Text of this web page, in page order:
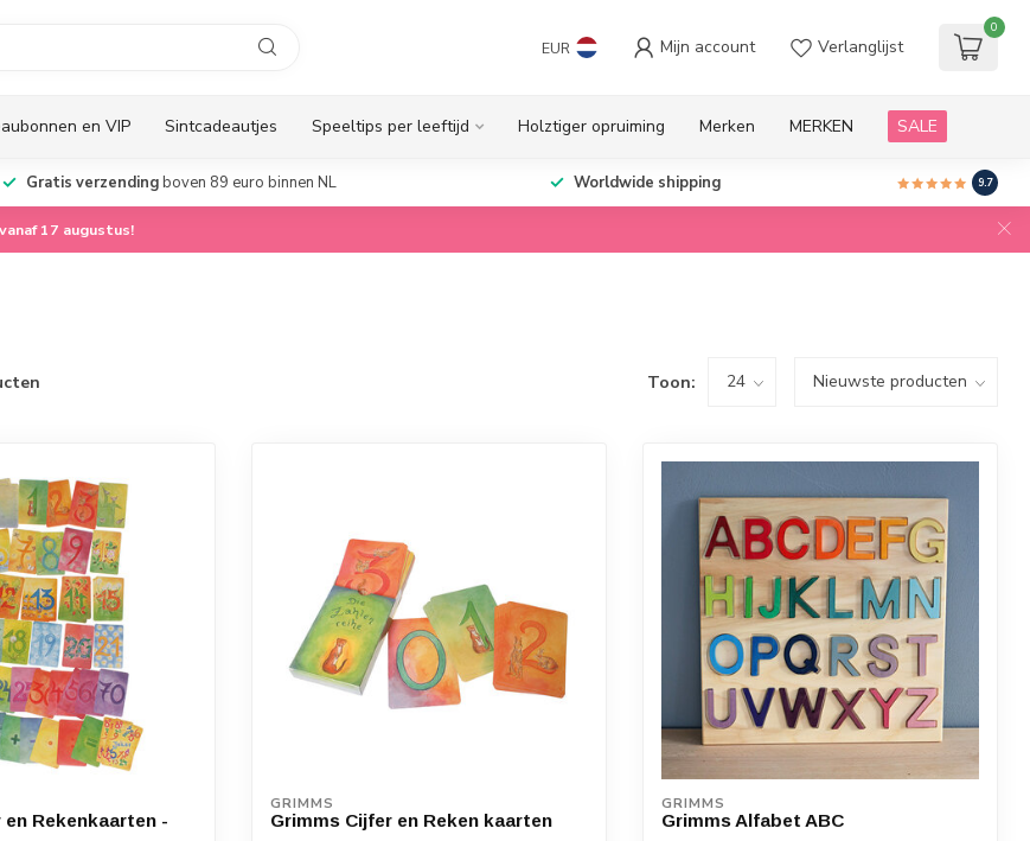
EUR Mijn account Verlanglijst
0
en VIP Sintcadeautjes Speeltips per leeftijd Holztiger opruiming Merken MERKEN SALE
Gratis verzendingboven 89 euro binnen NL Worldwide shipping 9.7
17 augustus!
Toon:
Rekenkaarten -
GRIMMS
Grimms Cijfer en Reken kaarten
GRIMMS
Grimms Alfabet ABC